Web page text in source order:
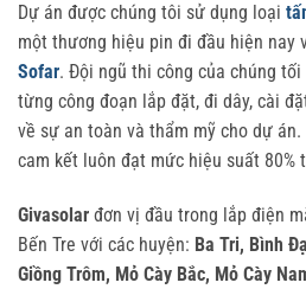
Dự án được chúng tôi sử dụng loại
một thương hiệu pin đi đầu hiện nay
Sofar. Đội ngũ thi công của chúng
từng công đoạn lắp đặt, đi dây, cài
về sự an toàn và thẩm mỹ cho dự
cam kết luôn đạt mức hiệu suất 80%
Givasolar đơn vị đầu trong lắp điện
Bến Tre với các huyện: Ba Tri, Bình
Giồng Trôm, Mỏ Cày Bắc, Mỏ Cày